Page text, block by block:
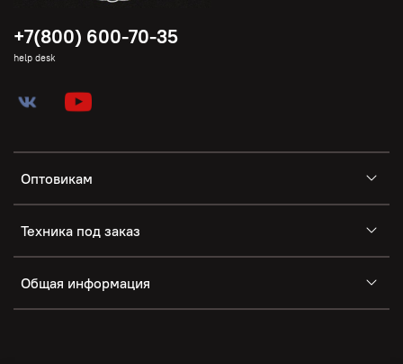
Оптовикам
Техника под заказ
Общая информация
+7(800) 600-70-35
help desk